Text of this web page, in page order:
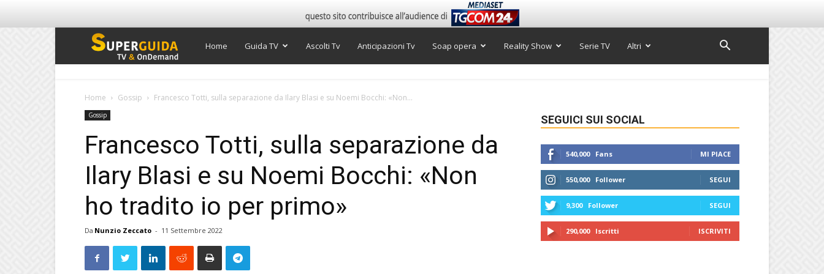
Super
Home Guida TV Ascolti Tv Anticipazioni Tv Soap opera Reality Show Serie TV Altri
Home Gossip Francesco Totti, sulla separazione da Ilary Blasi e su Noemi Bocchi: «Non...
Gossip
Francesco Totti, sulla separazione da
Ilary Blasi e su Noemi Bocchi: «Non
ho tradito io per primo»
Da Nunzio Zeccato - 11 Settembre 2022
SEGUICI SUI SOCIAL
540,000 Fans MI PIACE
550,000 Follower SEGUI
9,300 Follower SEGUI
290,000 Iscritti ISCRIVITI